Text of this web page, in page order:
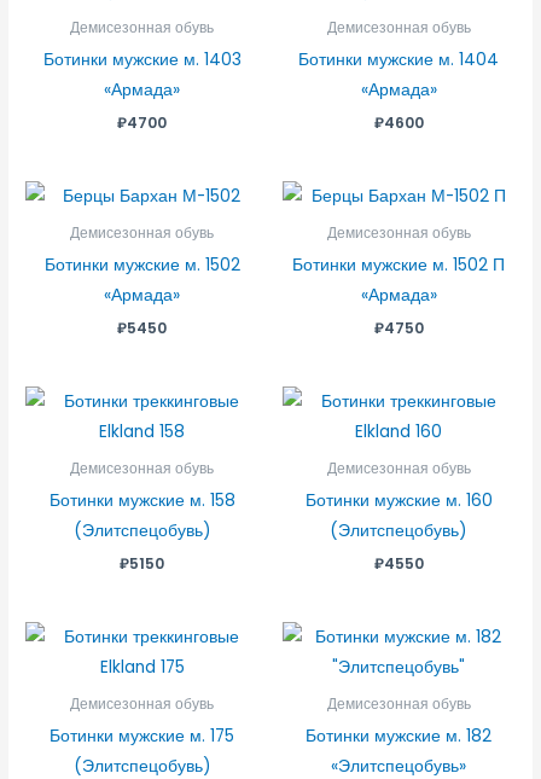
Демисезонная обувь
Ботинки мужские м. 1403
«Армада»
₽4700
Демисезонная обувь
Ботинки мужские м. 1404
«Армада»
₽4600
Демисезонная обувь
Ботинки мужские м. 1502
«Армада»
₽5450
Демисезонная обувь
Ботинки мужские м. 1502 П
«Армада»
₽4750
Демисезонная обувь
Ботинки мужские м. 158
(Элитспецобувь)
₽5150
Демисезонная обувь
Ботинки мужские м. 160
(Элитспецобувь)
₽4550
Демисезонная обувь
Ботинки мужские м. 175
(Элитспецобувь)
Демисезонная обувь
Ботинки мужские м. 182
«Элитспецобувь»